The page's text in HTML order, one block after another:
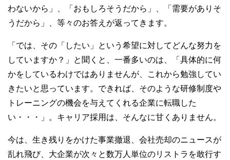
わないから」、「おもしろそうだから」、「需要がありそ
うだから」、等々のお答えが返ってきます。
「では、その「したい」という希望に対してどんな努力を
していますか？」と聞くと、一番多いのは、「具体的に何
かをしているわけではありませんが、これから勉強してい
きたいと思っています。できれば、そのような研修制度や
トレーニングの機会を与えてくれる企業に転職した
い・・・」。キャリア採用は、そんなに甘くありません。
今は、生き残りをかけた事業撤退、会社売却のニュースが
乱れ飛び、大企業が次々と数万人単位のリストラを敢行す